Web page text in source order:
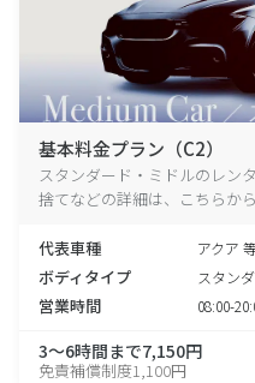
基本料金プラン（C2）
スタンダード・ミドルのレン
捨てなどの詳細は、こちらか
代表車種 アクア
ボディタイプ スタン
営業時間 08:00-
3～6時間まで7,150円
免責補償制度1,100円